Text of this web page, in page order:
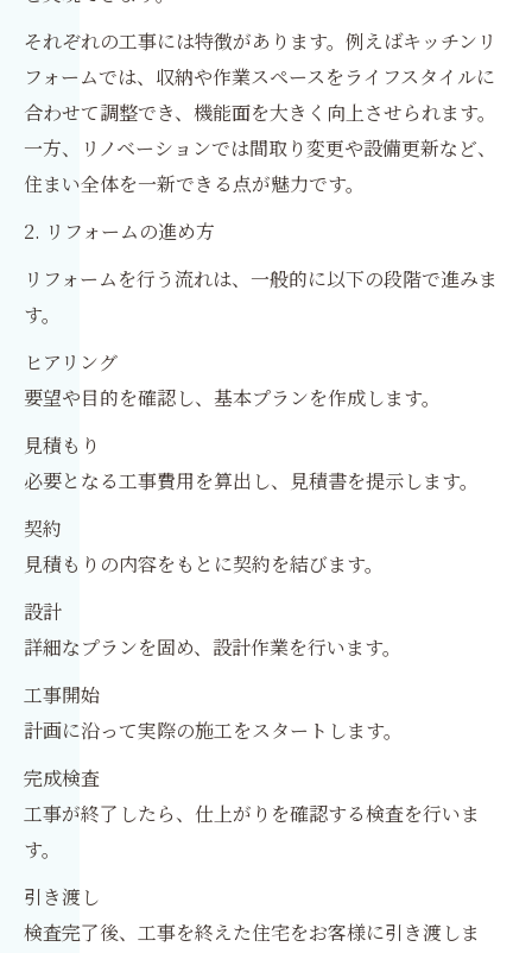
それぞれの工事には特徴があります。例えばキッチンリ
フォームでは、収納や作業スペースをライフスタイルに
合わせて調整でき、機能面を大きく向上させられます。
一方、リノベーションでは間取り変更や設備更新など、
住まい全体を一新できる点が魅力です。
2. リフォームの進め方
リフォームを行う流れは、一般的に以下の段階で進みま
す。
ヒアリング
要望や目的を確認し、基本プランを作成します。
見積もり
必要となる工事費用を算出し、見積書を提示します。
契約
見積もりの内容をもとに契約を結びます。
設計
詳細なプランを固め、設計作業を行います。
工事開始
計画に沿って実際の施工をスタートします。
完成検査
工事が終了したら、仕上がりを確認する検査を行いま
す。
引き渡し
検査完了後、工事を終えた住宅をお客様に引き渡しま